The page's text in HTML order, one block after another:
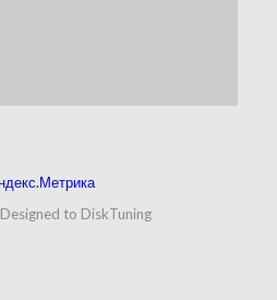
Designed to DiskTuning